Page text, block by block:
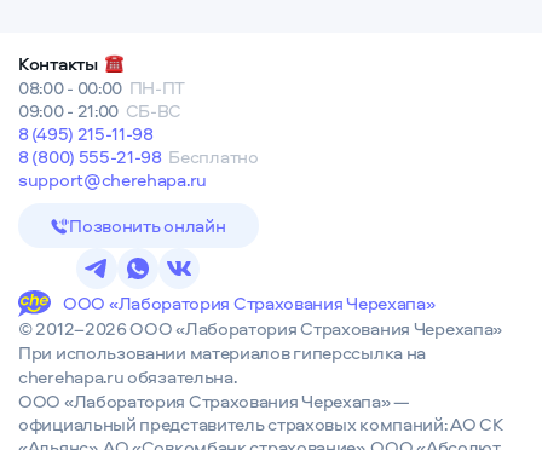
ООО «Лаборатория Страхования Черехапа»
© 2012–2026 ООО «Лаборатория Страхования Черехапа»
При использовании материалов гиперссылка на
cherehapa.ru обязательна.
ООО «Лаборатория Страхования Черехапа» —
официальный представитель страховых компаний: АО СК
Контакты
8 (495) 215-11-98
8 (800) 555-21-98 Бесплатно
support@cherehapa.ru
08:00 - 00:00 ПН-ПТ
09:00 - 21:00 СБ-ВС
Позвонить онлайн